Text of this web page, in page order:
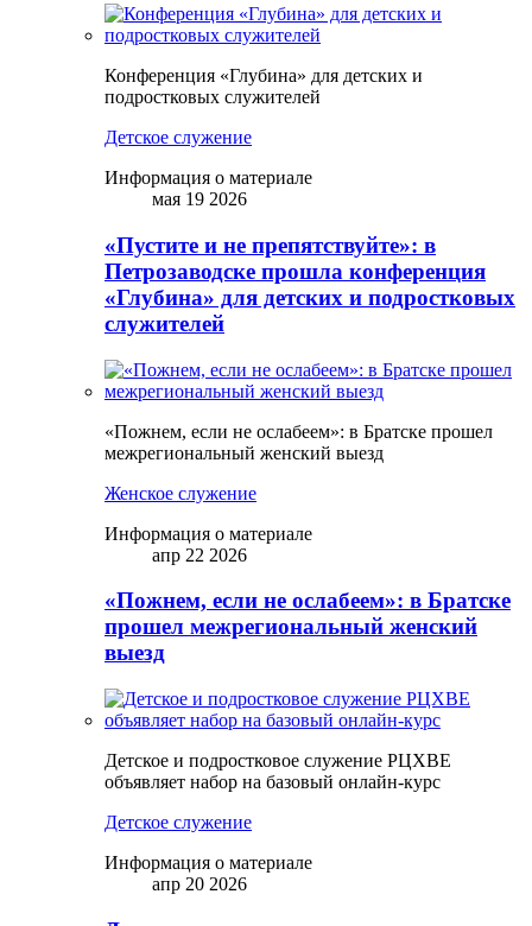
Конференция «Глубина» для детских и
подростковых служителей
Детское служение
Информация о материале
мая 19 2026
«Пустите и не препятствуйте»: в
Петрозаводске прошла конференция
«Глубина» для детских и подростковых
служителей
«Пожнем, если не ослабеем»: в Братске прошел
межрегиональный женский выезд
Женское служение
Информация о материале
апр 22 2026
«Пожнем, если не ослабеем»: в Братске
прошел межрегиональный женский
выезд
Детское и подростковое служение РЦХВЕ
объявляет набор на базовый онлайн-курс
Детское служение
Информация о материале
апр 20 2026